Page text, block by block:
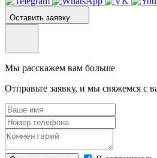
Оставить заявку
Мы расскажем вам больше
Отправьте заявку, и мы свяжемся с